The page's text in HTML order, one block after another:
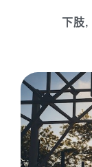
下肢,